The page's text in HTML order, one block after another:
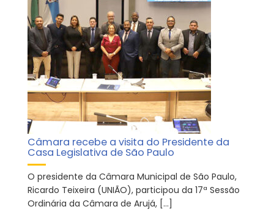
Câmara recebe a visita do Presidente da
Casa Legislativa de São Paulo
O presidente da Câmara Municipal de São Paulo,
Ricardo Teixeira (UNIÃO), participou da 17ª Sessão
Ordinária da Câmara de Arujá, […]